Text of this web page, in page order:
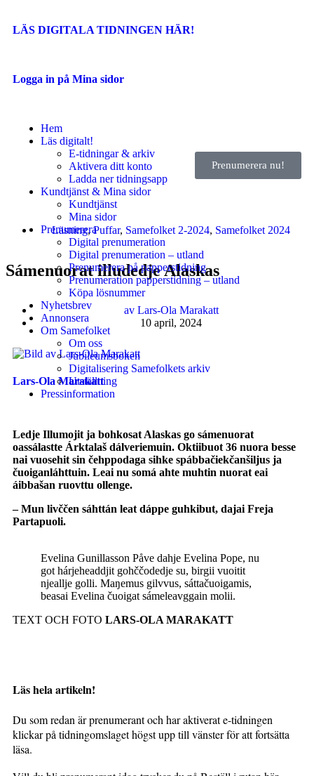
LÄS DIGITALA TIDNINGEN HÄR!
Logga in på Mina sidor
Hem
Läs digitalt!
E-tidningar & arkiv
Aktivera ditt konto
Ladda ner tidningsapp
Kundtjänst & Mina sidor
Kundtjänst
Mina sidor
Prenumerera
Digital prenumeration
Digital prenumeration – utland
Prenumerera på papperstidning
Prenumeration papperstidning – utland
Köpa lösnummer
Nyhetsbrev
Annonsera
Om Samefolket
Om oss
Jubileumsboken
Digitalisering Samefolkets arkiv
Utställning
Pressinformation
Prenumerera nu!
Läsning,Puffar, Samefolket 2-2024, Samefolket 2024
Sámenuorat illudedje Alaskas
avLars-Ola Marakatt
10 april, 2024
Ledje Illumojit ja bohkosat Alaskas go sámenuorat
oassálastte Árktalaš dálveriemuin. Oktiibuot 36 nuora besse
nai vuosehit sin čehppodaga sihke spábbačiekčanšiljus ja
čuoiganláhttuin. Leai nu somá ahte muhtin nuorat eai
áibbašan ruovttu ollenge.
– Mun livččen sáhttán leat dáppe guhkibut, dajai Freja
Partapuoli.
Evelina Gunillasson Påve dahje Evelina Pope, nu
got hárjeheaddjit gohččodedje su, birgii vuoitit
njeallje golli. Maŋemus gilvvus, sáttačuoigamis,
beasai Evelina čuoigat sámeleavggain molii.
TEXT OCH FOTO LARS-OLA MARAKATT
Lars-Ola Marakatt
Läs hela artikeln!
Du som redan är prenumerant och har aktiverat e-tidningen
klickar på tidningomslaget högst upp till vänster för att fortsätta
läsa.